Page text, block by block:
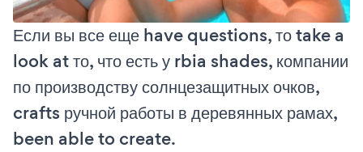
Если вы все еще have questions, то take a
look at то, что есть у rbia shades, компании
по производству солнцезащитных очков,
crafts ручной работы в деревянных рамах,
been able to create.